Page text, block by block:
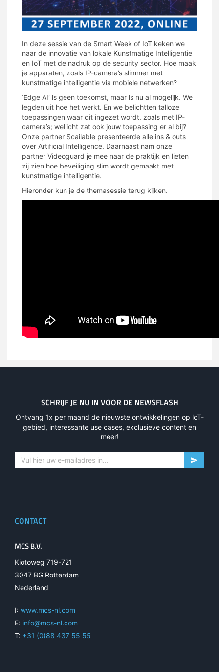
In deze sessie van de Smart Week of IoT keken we
naar de innovatie van lokale Kunstmatige Intelligentie
en IoT met de nadruk op de security sector. Hoe maak
je apparaten, zoals IP-camera’s slimmer met
kunstmatige intelligentie via mobiele netwerken?
‘Edge AI’ is geen toekomst, maar is nu al mogelijk. We
legden uit hoe het werkt. En we belichtten talloze
toepassingen waar dit ingezet wordt, zoals met IP-
camera’s; wellicht zat ook jouw toepassing er al bij?
Onze partner Scailable presenteerde alle ins & outs
over Artificial Intelligence. Daarnaast nam onze
partner Videoguard je mee naar de praktijk en lieten
zij zien hoe beveiliging slim wordt gemaakt met
kunstmatige intelligentie.
Hieronder kun je de themasessie terug kijken.
SCHRIJF JE NU IN VOOR DE NEWSFLASH
Ontvang 1x per maand de nieuwste ontwikkelingen op loT-
gebied, interessante use cases, exclusieve content en
meer!
CONTACT
MCS B.V.
Kiotoweg 719-721
3047 BG Rotterdam
Nederland
I: www.mcs-nl.com
E: info@mcs-nl.com
T: +31 (0)88 437 55 55